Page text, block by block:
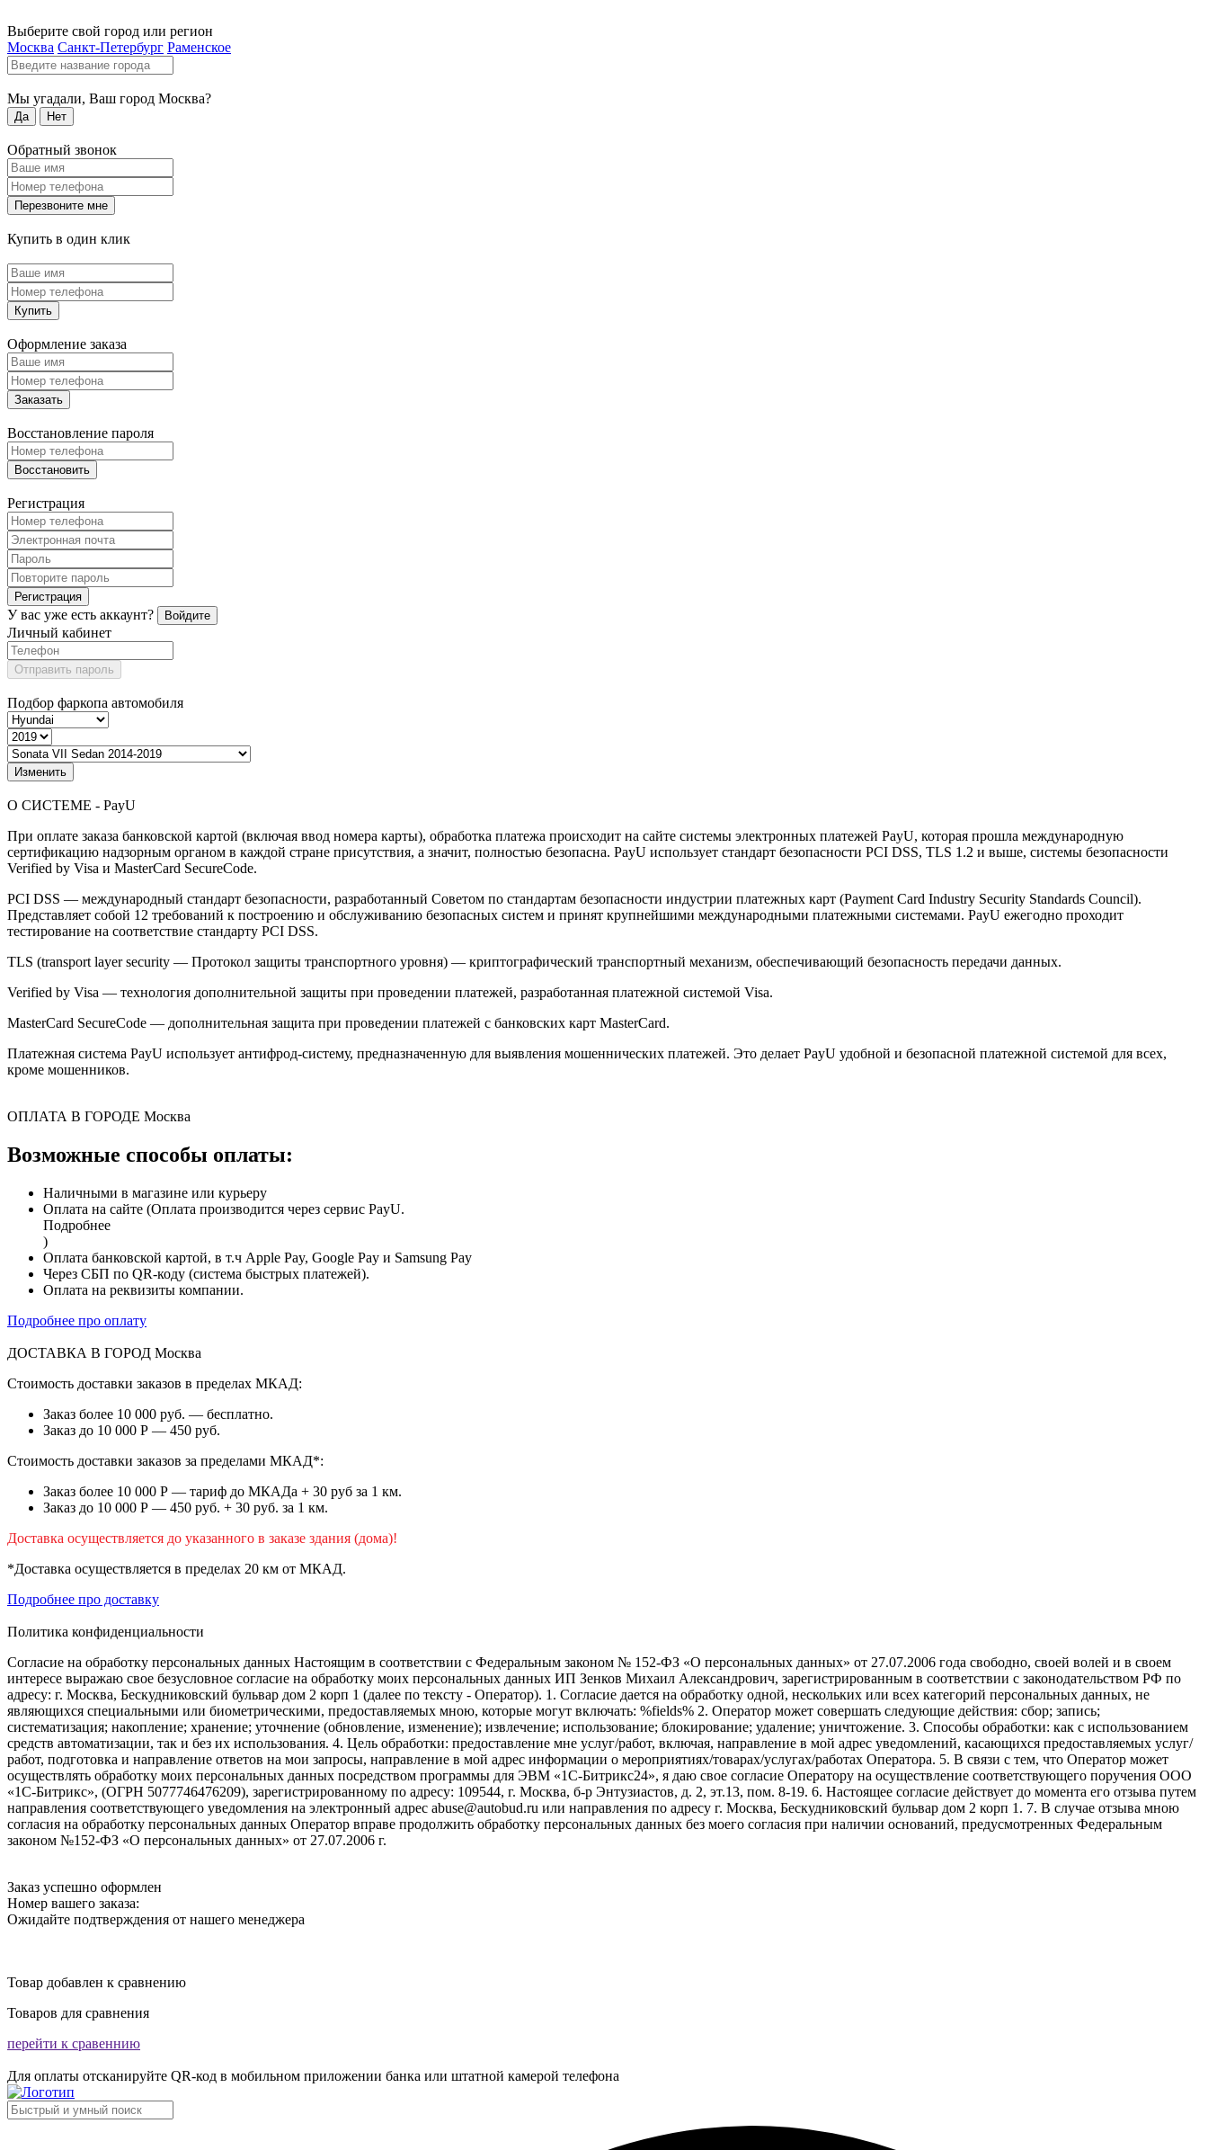
Выберите свой город или регион
Москва Санкт-Петербург Раменское
Мы угадали, Ваш город Москва?
Да Нет
Обратный звонок
Перезвоните мне
Купить в один клик
Купить
Оформление заказа
Заказать
Восстановление пароля
Восстановить
Регистрация
Регистрация
У вас уже есть аккаунт? Войдите
Личный кабинет
Отправить пароль
Подбор фаркопа автомобиля
Изменить
О СИСТЕМЕ - PayU
При оплате заказа банковской картой (включая ввод номера карты), обработка платежа происходит на сайте системы электронных платежей PayU, которая прошла международную
сертификацию надзорным органом в каждой стране присутствия, а значит, полностью безопасна. PayU использует стандарт безопасности PCI DSS, TLS 1.2 и выше, системы безопасности
Verified by Visa и MasterCard SecureCode.
PCI DSS — международный стандарт безопасности, разработанный Советом по стандартам безопасности индустрии платежных карт (Payment Card Industry Security Standards Council).
Представляет собой 12 требований к построению и обслуживанию безопасных систем и принят крупнейшими международными платежными системами. PayU ежегодно проходит
тестирование на соответствие стандарту PCI DSS.
TLS (transport layer security — Протокол защиты транспортного уровня) — криптографический транспортный механизм, обеспечивающий безопасность передачи данных.
Verified by Visa — технология дополнительной защиты при проведении платежей, разработанная платежной системой Visa.
MasterCard SecureCode — дополнительная защита при проведении платежей с банковских карт MasterCard.
Платежная система PayU использует антифрод-систему, предназначенную для выявления мошеннических платежей. Это делает PayU удобной и безопасной платежной системой для всех,
кроме мошенников.
ОПЛАТА В ГОРОДЕ Москва
Возможные способы оплаты:
Наличными в магазине или курьеру
Оплата на сайте (Оплата производится через сервис PayU.
Подробнее
)
Оплата банковской картой, в т.ч Apple Pay, Google Pay и Samsung Pay
Через СБП по QR-коду (система быстрых платежей).
Оплата на реквизиты компании.
Подробнее про оплату
ДОСТАВКА В ГОРОД Москва
Стоимость доставки заказов в пределах МКАД:
Заказ более 10 000 руб. — бесплатно.
Заказ до 10 000 Р — 450 руб.
Стоимость доставки заказов за пределами МКАД*:
Заказ более 10 000 Р — тариф до МКАДа + 30 руб за 1 км.
Заказ до 10 000 Р — 450 руб. + 30 руб. за 1 км.
Доставка осуществляется до указанного в заказе здания (дома)!
*Доставка осуществляется в пределах 20 км от МКАД.
Подробнее про доставку
Политика конфиденциальности
Согласие на обработку персональных данных Настоящим в соответствии с Федеральным законом № 152-ФЗ «О персональных данных» от 27.07.2006 года свободно, своей волей и в своем
интересе выражаю свое безусловное согласие на обработку моих персональных данных ИП Зенков Михаил Александрович, зарегистрированным в соответствии с законодательством РФ по
адресу: г. Москва, Бескудниковский бульвар дом 2 корп 1 (далее по тексту - Оператор). 1. Согласие дается на обработку одной, нескольких или всех категорий персональных данных, не
являющихся специальными или биометрическими, предоставляемых мною, которые могут включать: %fields% 2. Оператор может совершать следующие действия: сбор; запись;
систематизация; накопление; хранение; уточнение (обновление, изменение); извлечение; использование; блокирование; удаление; уничтожение. 3. Способы обработки: как с использованием
средств автоматизации, так и без их использования. 4. Цель обработки: предоставление мне услуг/работ, включая, направление в мой адрес уведомлений, касающихся предоставляемых услуг/
работ, подготовка и направление ответов на мои запросы, направление в мой адрес информации о мероприятиях/товарах/услугах/работах Оператора. 5. В связи с тем, что Оператор может
осуществлять обработку моих персональных данных посредством программы для ЭВМ «1С-Битрикс24», я даю свое согласие Оператору на осуществление соответствующего поручения ООО
«1С-Битрикс», (ОГРН 5077746476209), зарегистрированному по адресу: 109544, г. Москва, б-р Энтузиастов, д. 2, эт.13, пом. 8-19. 6. Настоящее согласие действует до момента его отзыва путем
направления соответствующего уведомления на электронный адрес abuse@autobud.ru или направления по адресу г. Москва, Бескудниковский бульвар дом 2 корп 1. 7. В случае отзыва мною
согласия на обработку персональных данных Оператор вправе продолжить обработку персональных данных без моего согласия при наличии оснований, предусмотренных Федеральным
законом №152-ФЗ «О персональных данных» от 27.07.2006 г.
Заказ успешно оформлен
Номер вашего заказа:
Ожидайте подтверждения от нашего менеджера
Товар добавлен к сравнению
Товаров для сравнения
перейти к сравеннию
Для оплаты отсканируйте QR-код в мобильном приложении банка или штатной камерой телефона